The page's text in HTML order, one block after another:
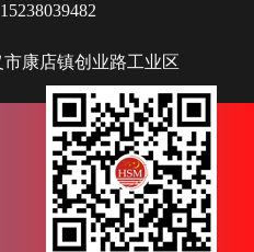
康店镇创业路工业区